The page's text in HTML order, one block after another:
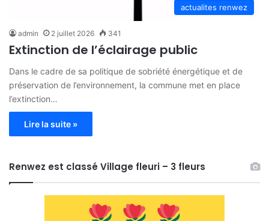
actualites renwez
admin 2 juillet 2026 341
Extinction de l’éclairage public
Dans le cadre de sa politique de sobriété énergétique et de
préservation de l’environnement, la commune met en place
l’extinction…
Lire la suite »
Renwez est classé Village fleuri – 3 fleurs